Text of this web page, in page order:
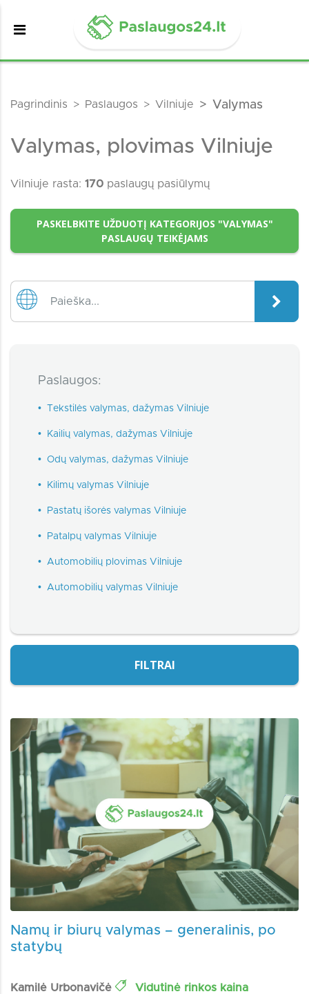
Pagrindinis Paslaugos Vilniuje Valymas
Valymas, plovimas Vilniuje
Vilniuje rasta: 170 paslaugų pasiūlymų
PASKELBKITE UŽDUOTĮ KATEGORIJOS "VALYMAS"
PASLAUGŲ TEIKĖJAMS
Paslaugos:
• Tekstilės valymas, dažymas Vilniuje
• Kailių valymas, dažymas Vilniuje
• Odų valymas, dažymas Vilniuje
• Kilimų valymas Vilniuje
• Pastatų išorės valymas Vilniuje
• Patalpų valymas Vilniuje
• Automobilių plovimas Vilniuje
• Automobilių valymas Vilniuje
FILTRAI
Namų ir biurų valymas – generalinis, po
statybų
Kamilė Urbonavičė Vidutinė rinkos kaina